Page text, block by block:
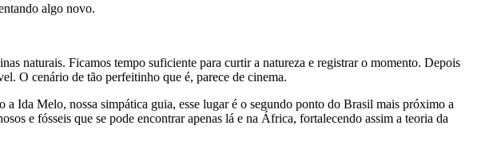
algo novo.
naturais. Ficamos tempo suficiente para curtir a natureza e registrar o momento. Depois
O cenário de tão perfeitinho que é, parece de cinema.
Ida Melo, nossa simpática guia, esse lugar é o segundo ponto do Brasil mais próximo a
e fósseis que se pode encontrar apenas lá e na África, fortalecendo assim a teoria da